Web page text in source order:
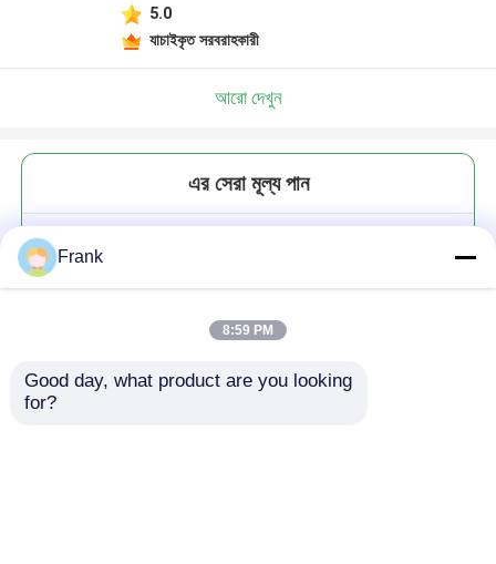
5.0
যাচাইকৃত সরবরাহকারী
আরো দেখুন
এর সেরা মূল্য পান
Frank
8:59 PM
Good day, what product are you looking
for?